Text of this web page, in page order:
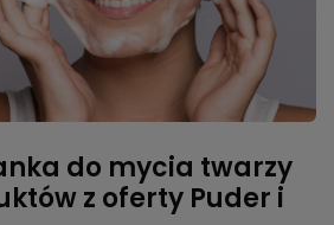
do mycia twarzy
z oferty Puder i